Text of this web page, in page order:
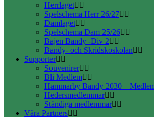
Herrlaget
Spelschema Herr 26/27
Damlaget
Spelschema Dam 25/26
Bajen Bandy -Div 2
Bandy- och Skridskoskolan
Supporter
Souvenirer
Bli Medlem
Hammarby Bandy 2030 –
Hedersmedlemmar
Ständiga medlemmar
Våra Partners